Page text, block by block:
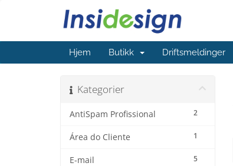
Hjem Butikk Driftsmeldinger
Kategorier
2
AntiSpam Profissional
1
Área do Cliente
5
E-mail